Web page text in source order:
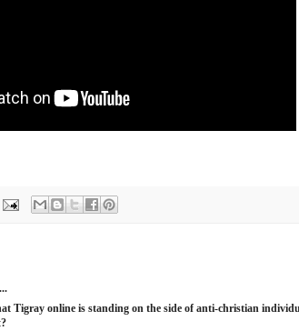
Tigray online is standing on the side of anti-christian